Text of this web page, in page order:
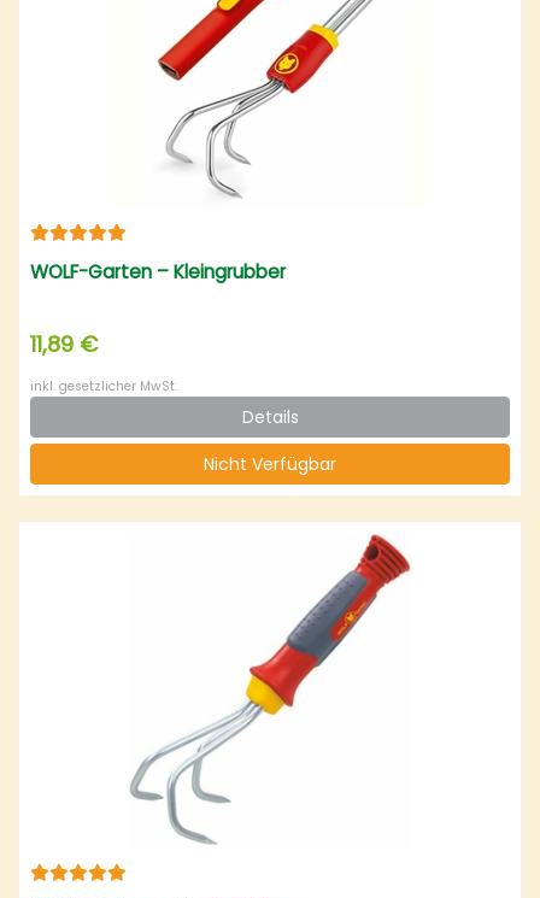
WOLF-Garten – Kleingrubber
11,89 €
inkl. gesetzlicher MwSt.
Details
Nicht Verfügbar